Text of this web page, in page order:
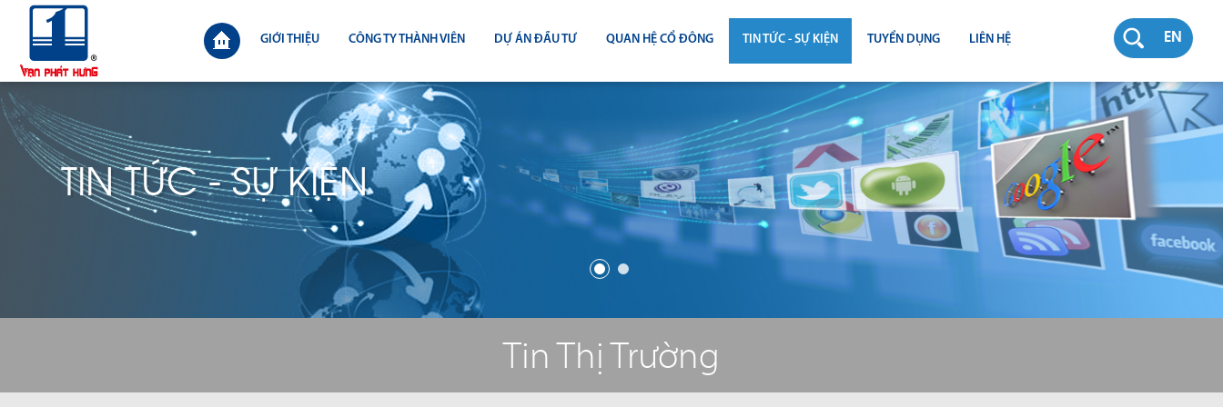
EN
GIỚI THIỆU CÔNG TY THÀNH VIÊN DỰ ÁN ĐẦU TƯ QUAN HỆ CỔ ĐÔNG
ĐẠI HỘI ĐỒNG CỔ ĐÔNG
BÁO CÁO THƯỜNG NIÊN
BÁO CÁO TÀI CHÍNH
TIN TỨC - SỰ KIỆN
TIN THỊ TRƯỜNG
TIN DỰ ÁN
TIN CÔNG TY
TUYỂN DỤNG LIÊN HỆ
TIN TỨC - SỰ KIỆN
Tin Thị Trường